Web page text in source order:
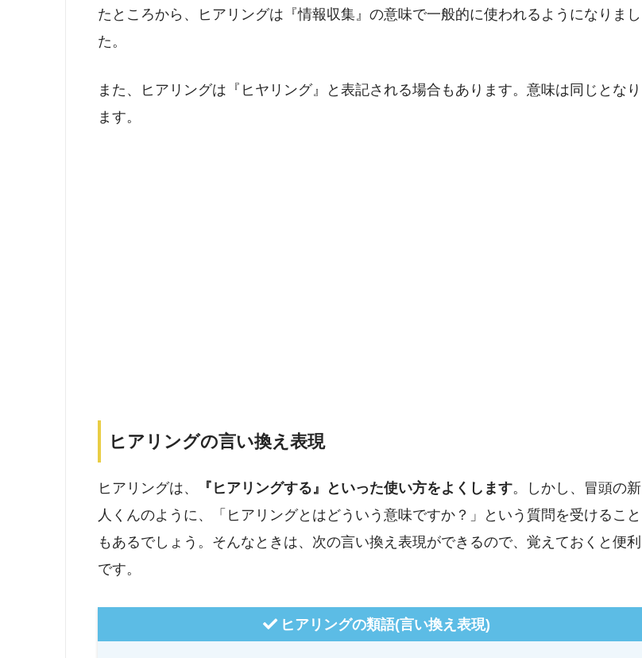
たところから、ヒアリングは『情報収集』の意味で一般的に使われるようになりまし
た。
また、ヒアリングは『ヒヤリング』と表記される場合もあります。意味は同じとなり
ます。
ヒアリングの言い換え表現
ヒアリングは、 『ヒアリングする』といった使い方をよくします。しかし、冒頭の新
人くんのように、「ヒアリングとはどういう意味ですか？」という質問を受けること
もあるでしょう。そんなときは、次の言い換え表現ができるので、覚えておくと便利
です。
ヒアリングの類語(言い換え表現)